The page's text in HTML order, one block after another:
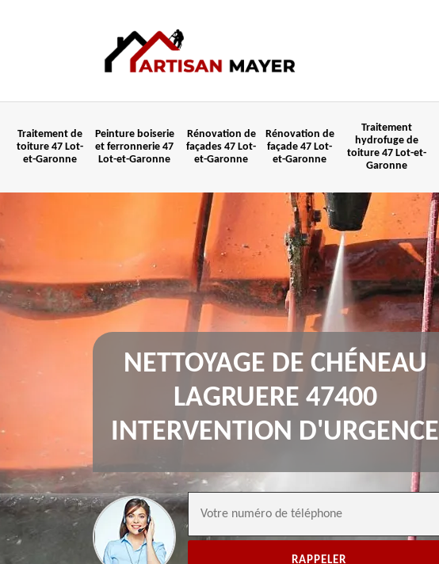
Traitement de
toiture 47 Lot-
et-Garonne
Peinture boiserie
et ferronnerie 47
Lot-et-Garonne
Rénovation de
façades 47 Lot-
et-Garonne
Rénovation de
façade 47 Lot-
et-Garonne
Traitement
hydrofuge de
toiture 47 Lot-et-
Garonne
NETTOYAGE DE CHÉNEAU
LAGRUERE 47400
INTERVENTION D'URGENCE